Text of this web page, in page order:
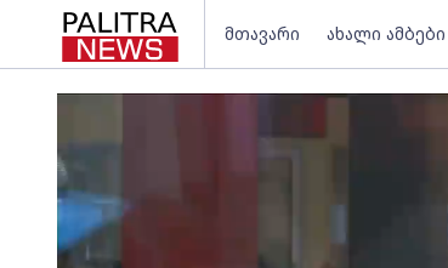
მთავარი ახალი ამბები